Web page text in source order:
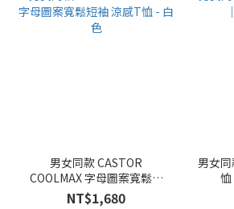
男女同款 CASTOR
COOLMAX 字母圖案寬鬆短
袖 涼感T恤 - 白色
NT$1,680
男女